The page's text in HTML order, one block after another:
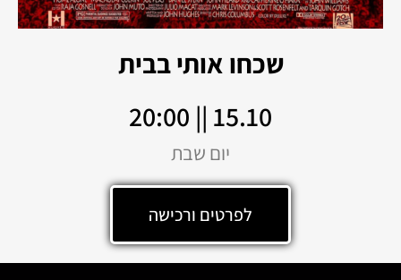
שכחו אותי בבית
15.10 || 20:00
יום שבת
לפרטים ורכישה